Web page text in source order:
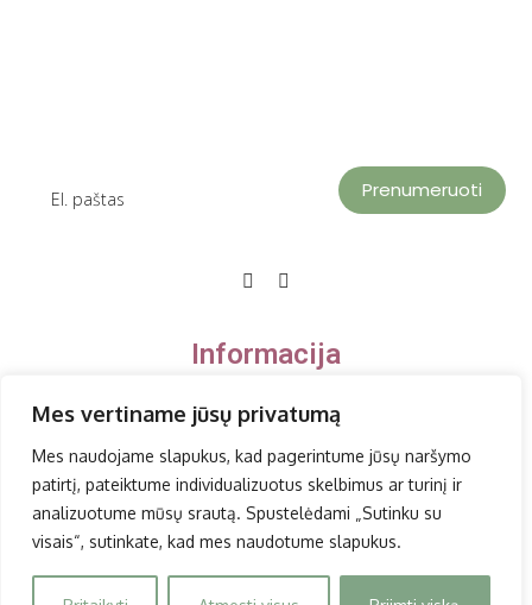
Mes vertiname jūsų privatumą
Mes naudojame slapukus, kad pagerintume jūsų naršymo
patirtį, pateiktume individualizuotus skelbimus ar turinį ir
analizuotume mūsų srautą. Spustelėdami „Sutinku su
visais“, sutinkate, kad mes naudotume slapukus.
Prenumeruoti
Informacija
Privatumo politika
Paslaugų teikimo sąlygos, grąžinimas
Susisiekite